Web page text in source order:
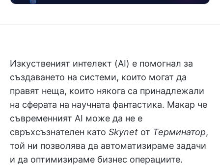
Изкуственият интелект (AI) е помогнал за
създаването на системи, които могат да
правят неща, които някога са принадлежали
на сферата на научната фантастика. Макар че
съвременният AI може да не е
свръхсъзнателен като Skynet от Терминатор,
той ни позволява да автоматизираме задачи
и да оптимизираме бизнес операциите.